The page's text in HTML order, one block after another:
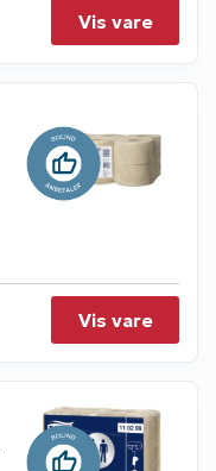
Vis vare
Vis vare